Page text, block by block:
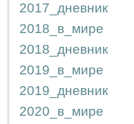
2017_дневник
2018_в_мире
2018_дневник
2019_в_мире
2019_дневник
2020_в_мире